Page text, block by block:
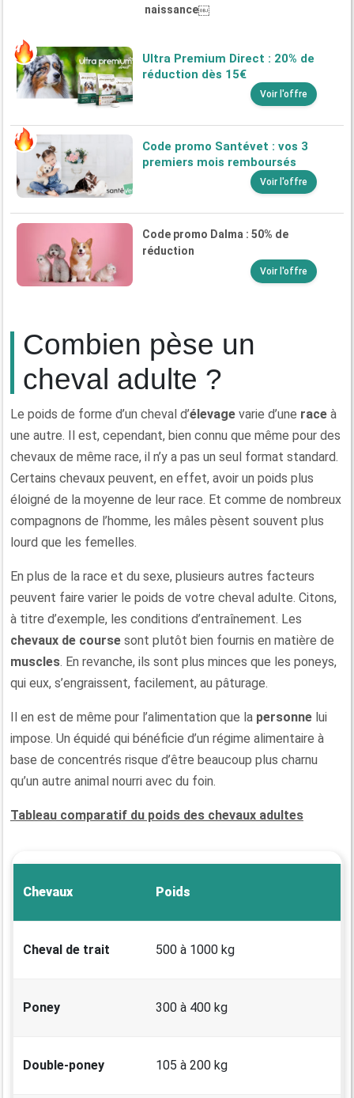
naissance￼
Ultra Premium Direct : 20% de
réduction dès 15€
Voir l'offre
Code promo Santévet : vos 3
premiers mois remboursés
Voir l'offre
Code promo Dalma : 50% de
réduction
Voir l'offre
Combien pèse un
cheval adulte ?
Le poids de forme d’un cheval d’élevage varie d’une race à
une autre. Il est, cependant, bien connu que même pour des
chevaux de même race, il n’y a pas un seul format standard.
Certains chevaux peuvent, en effet, avoir un poids plus
éloigné de la moyenne de leur race. Et comme de nombreux
compagnons de l’homme, les mâles pèsent souvent plus
lourd que les femelles.
En plus de la race et du sexe, plusieurs autres facteurs
peuvent faire varier le poids de votre cheval adulte. Citons,
à titre d’exemple, les conditions d’entraînement. Les
chevaux de course sont plutôt bien fournis en matière de
muscles. En revanche, ils sont plus minces que les poneys,
qui eux, s’engraissent, facilement, au pâturage.
Il en est de même pour l’alimentation que la personne lui
impose. Un équidé qui bénéficie d’un régime alimentaire à
base de concentrés risque d’être beaucoup plus charnu
qu’un autre animal nourri avec du foin.
Tableau comparatif du poids des chevaux adultes
Chevaux Poids
Cheval de trait 500 à 1000 kg
Poney 300 à 400 kg
Double-poney 105 à 200 kg